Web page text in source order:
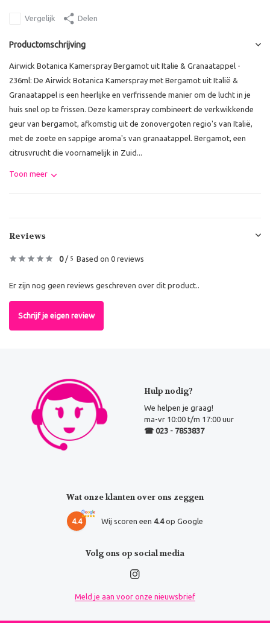
Vergelijk Delen
Productomschrijving
Airwick Botanica Kamerspray Bergamot uit Italie & Granaatappel -
236ml: De Airwick Botanica Kamerspray met Bergamot uit Italië &
Granaatappel is een heerlijke en verfrissende manier om de lucht in je
huis snel op te frissen. Deze kamerspray combineert de verkwikkende
geur van bergamot, afkomstig uit de zonovergoten regio's van Italië,
met de zoete en sappige aroma's van granaatappel. Bergamot, een
citrusvrucht die voornamelijk in Zuid...
Toon meer
Reviews
0/ 5 Based on 0 reviews
Er zijn nog geen reviews geschreven over dit product..
Schrijf je eigen review
Hulp nodig?
We helpen je graag!
ma-vr 10:00 t/m 17:00 uur
☎ 023 - 7853837
Wat onze klanten over ons zeggen
4.4 Wij scoren een 4.4op Google
Volg ons op social media
Meld je aan voor onze nieuwsbrief